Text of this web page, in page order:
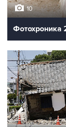
10
Фотохроника